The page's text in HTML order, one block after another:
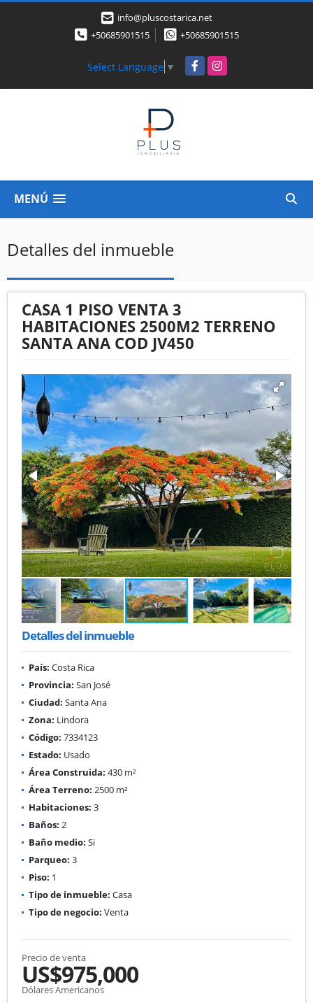
info@pluscostarica.net
+50685901515
+50685901515
Select Language ▼ FacebookInstagram
MENÚ
Detalles del inmueble
CASA 1 PISO VENTA 3
HABITACIONES 2500M2 TERRENO
SANTA ANA COD JV450
Detalles del inmueble
País: Costa Rica
Provincia: San José
Ciudad: Santa Ana
Zona: Lindora
Código: 7334123
Estado: Usado
Área Construida: 430 m²
Área Terreno: 2500 m²
Habitaciones: 3
Baños: 2
Baño medio: Si
Parqueo: 3
Piso: 1
Tipo de inmueble: Casa
Tipo de negocio: Venta
Precio de venta
US$975,000
Dólares Americanos